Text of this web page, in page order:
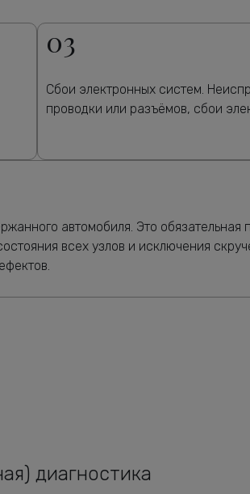
03
Сбои электронных систем.
проводки или разъёмов, сбои
автомобиля. Это обязательная
всех узлов и исключения
диагностика